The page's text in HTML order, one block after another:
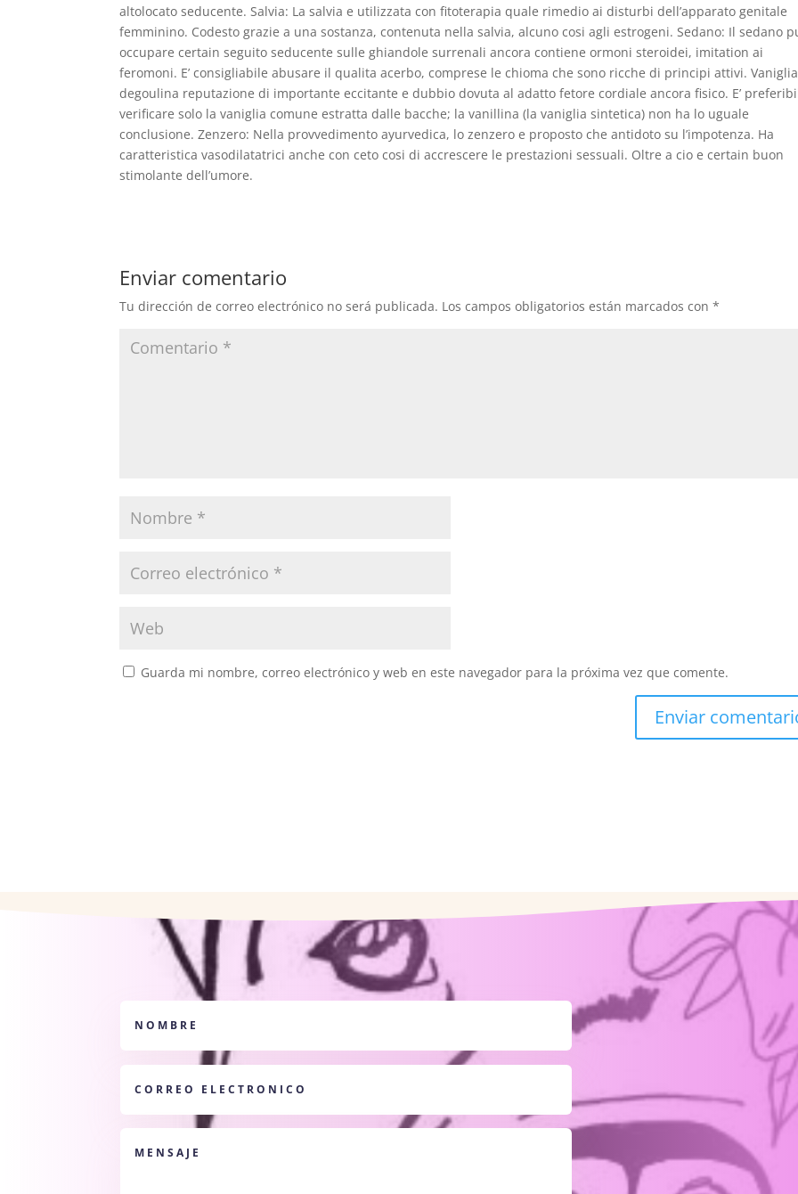
altolocato seducente. Salvia: La salvia e utilizzata con fitoterapia quale rimedio ai disturbi dell’apparato genitale
femminino. Codesto grazie a una sostanza, contenuta nella salvia, alcuno cosi agli estrogeni. Sedano: Il sedano
occupare certain seguito seducente sulle ghiandole surrenali ancora contiene ormoni steroidei, imitation ai
feromoni. E’ consigliabile abusare il qualita acerbo, comprese le chioma che sono ricche di principi attivi.
degoulina reputazione di importante eccitante e dubbio dovuta al adatto fetore cordiale ancora fisico. E’
verificare solo la vaniglia comune estratta dalle bacche; la vanillina (la vaniglia sintetica) non ha lo uguale
conclusione. Zenzero: Nella provvedimento ayurvedica, lo zenzero e proposto che antidoto su l’impotenza. Ha
caratteristica vasodilatatrici anche con ceto cosi di accrescere le prestazioni sessuali. Oltre a cio e certain buon
stimolante dell’umore.
Enviar comentario
Tu dirección de correo electrónico no será publicada. Los campos obligatorios están marcados con*
Guarda mi nombre, correo electrónico y web en este navegador para la próxima vez que comente.